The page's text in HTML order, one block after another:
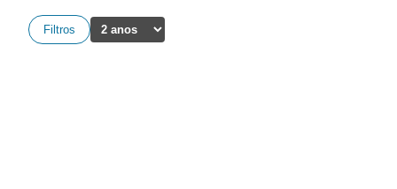
Filtros